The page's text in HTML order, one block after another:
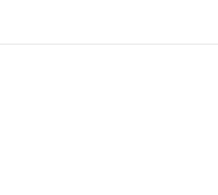
soluții cu emisii zero